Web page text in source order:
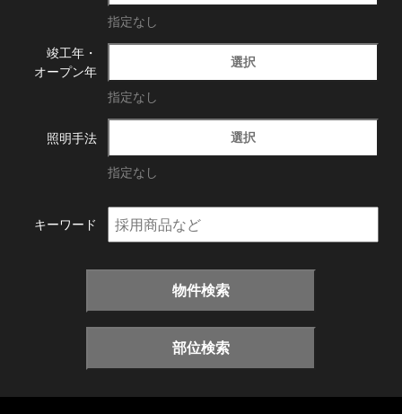
指定なし
竣工年・
オープン年
選択
指定なし
照明手法 選択
指定なし
キーワード
物件検索
部位検索